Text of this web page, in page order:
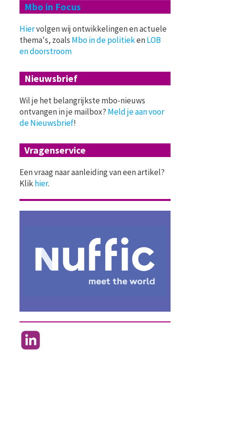
Mbo in Focus
Hiervolgen wij ontwikkelingen en actuele
thema's, zoals Mbo in de politiekenLOB
en doorstroom
Nieuwsbrief
Wil je het belangrijkste mbo-nieuws
ontvangen in je mailbox? Meld je aan voor
de Nieuwsbrief!
Vragenservice
Een vraag naar aanleiding van een artikel?
Klikhier.